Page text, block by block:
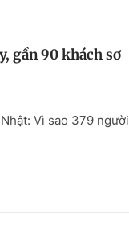
gần 90 khách sơ
Vì sao 379 người